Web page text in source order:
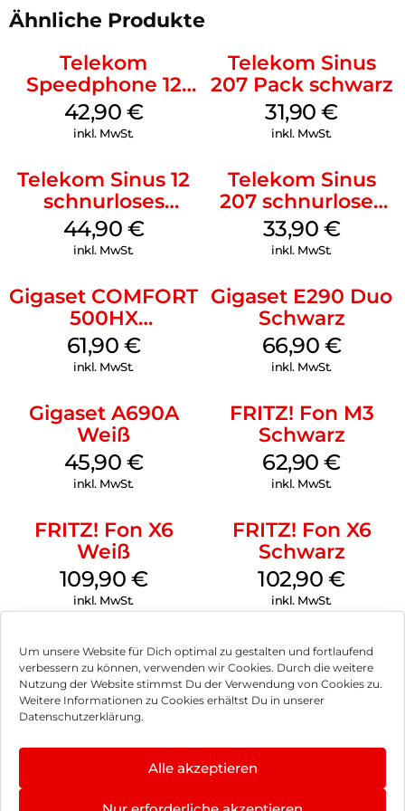
Um unsere Website für Dich optimal zu gestalten und fortlaufend
verbessern zu können, verwenden wir Cookies. Durch die weitere
Nutzung der Website stimmst Du der Verwendung von Cookies zu.
Weitere Informationen zu Cookies erhältst Du in unserer
Datenschutzerklärung.
Alle akzeptieren
FRITZ!Fons C6 zur Verfügung und durch Updates kommen
auch neue hinzu.
Unbeschwert telefonieren:
Direkt ab Werk ist Ihr FRITZ!Fon C6 mit einer
Sprachverschlüsselung nach neuesten Standards geschützt.
Dafür ist keine zusätzliche Konfiguration Ihrerseits nötig –
Ähnliche Produkte
Telekom
Speedphone 12
Schwarz
42,90 €
inkl. MwSt.
Telekom Sinus
207 Pack schwarz
31,90€
inkl. MwSt.
Telekom Sinus 12
schnurloses
Analog Telefon
Weiß
44,90 €
inkl. MwSt.
Telekom Sinus
207 schnurloses
analog Telefon
Schwarz
33,90 €
inkl. MwSt.
Gigaset COMFORT
500HX
Silber/Schwarz
61,90 €
inkl. MwSt.
Gigaset E290 Duo
Schwarz
66,90 €
inkl. MwSt.
Gigaset A690A
Weiß
45,90 €
inkl. MwSt.
FRITZ! Fon M3
Schwarz
62,90€
inkl. MwSt.
FRITZ! Fon X6
Weiß
109,90 €
inkl. MwSt.
FRITZ! Fon X6
Schwarz
102,90€
inkl. MwSt.
Impressum